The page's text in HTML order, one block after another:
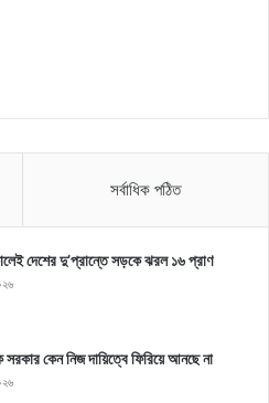
সর্বাধিক পঠিত
দেশের দু’প্রান্তে সড়কে ঝরল ১৬ প্রাণ
সরকার কেন নিজ দায়িত্বে ফিরিয়ে আনছে না